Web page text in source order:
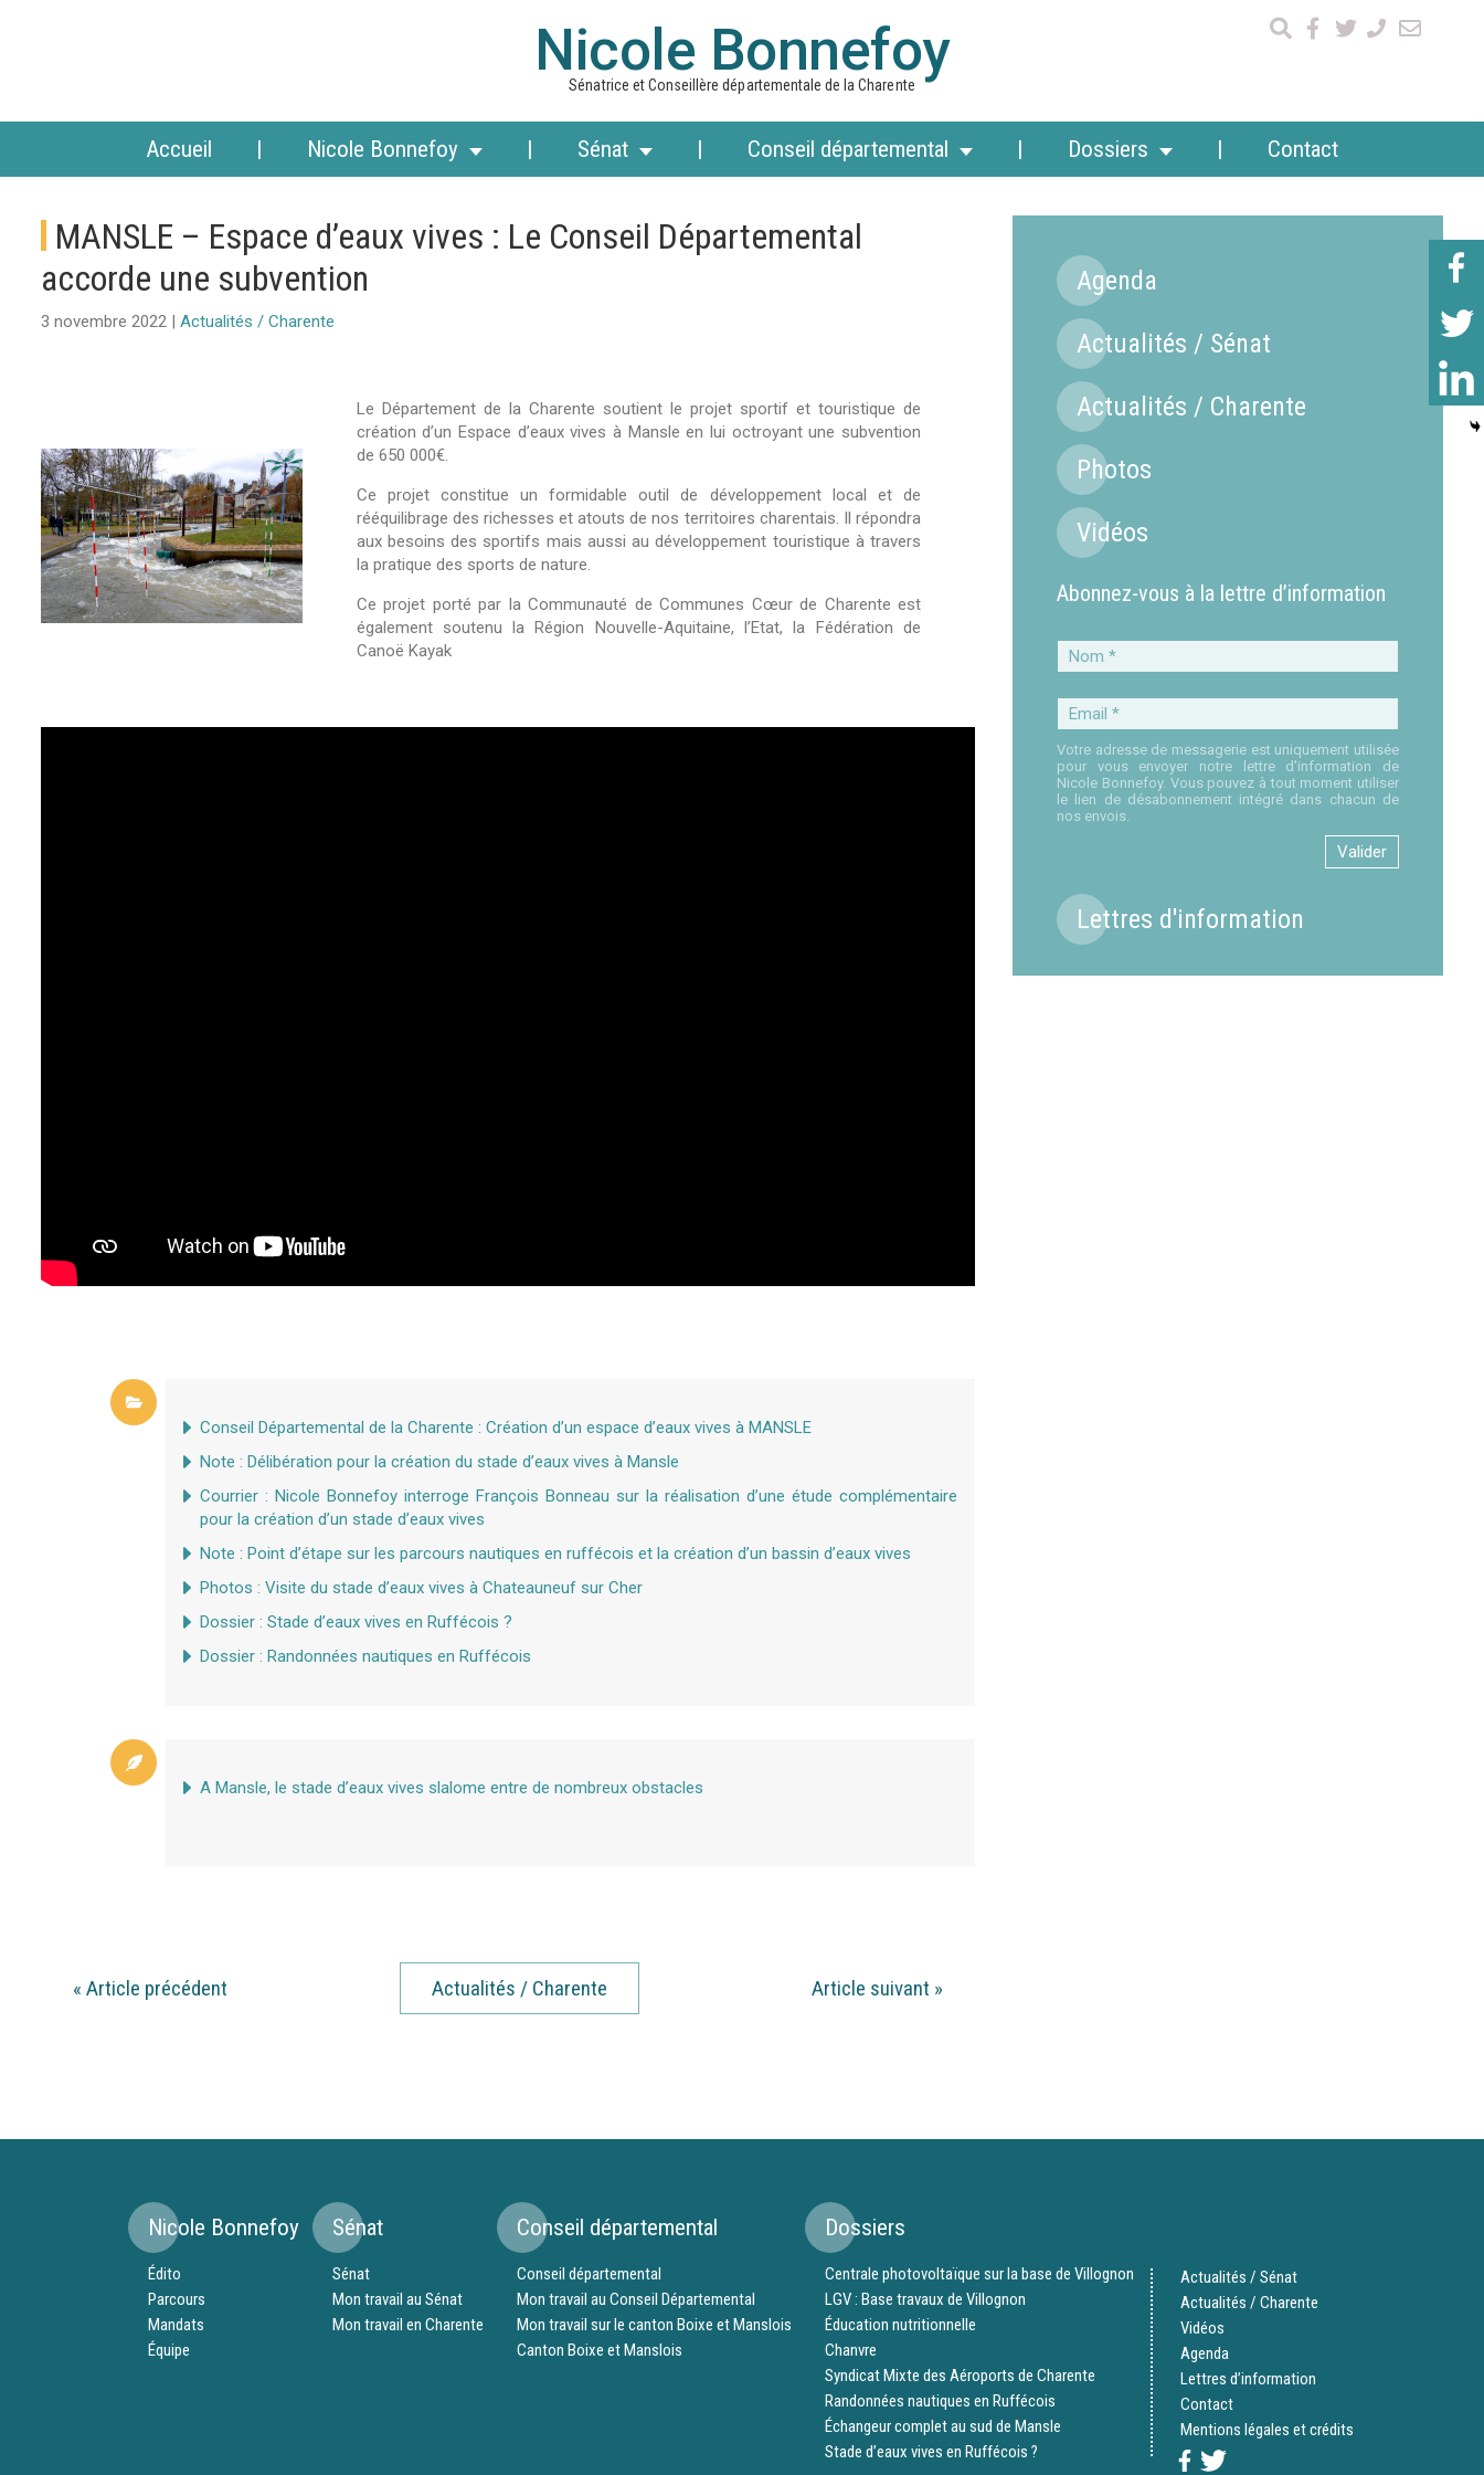
Nicole Bonnefoy
Sénatrice et Conseillère départementale de la Charente
Accueil Nicole Bonnefoy Sénat Conseil départemental Dossiers Contact
MANSLE – Espace d’eaux vives : Le Conseil Départemental
accorde une subvention
3 novembre 2022 | Actualités / Charente
Le Département de la Charente soutient le projet sportif et touristique de
création d’un Espace d’eaux vives à Mansle en lui octroyant une subvention
de 650 000€.
Ce projet constitue un formidable outil de développement local et de
rééquilibrage des richesses et atouts de nos territoires charentais. Il répondra
aux besoins des sportifs mais aussi au développement touristique à travers
la pratique des sports de nature.
Ce projet porté par la Communauté de Communes Cœur de Charente est
également soutenu la Région Nouvelle-Aquitaine, l’Etat, la Fédération de
Canoë Kayak
Conseil Départemental de la Charente : Création d’un espace d’eaux vives à MANSLE
Note : Délibération pour la création du stade d’eaux vives à Mansle
Courrier : Nicole Bonnefoy interroge François Bonneau sur la réalisation d’une étude complémentaire
pour la création d’un stade d’eaux vives
Note : Point d’étape sur les parcours nautiques en ruffécois et la création d’un bassin d’eaux vives
Photos : Visite du stade d’eaux vives à Chateauneuf sur Cher
Dossier : Stade d’eaux vives en Ruffécois ?
Dossier : Randonnées nautiques en Ruffécois
A Mansle, le stade d’eaux vives slalome entre de nombreux obstacles
« Article précédent Actualités / Charente Article suivant »
Agenda
Actualités / Sénat
Actualités / Charente
Photos
Vidéos
Abonnez-vous à la lettre d’information
Nom
*
Email
*
Votre adresse de messagerie est uniquement utilisée
pour vous envoyer notre lettre d'information de
Nicole Bonnefoy. Vous pouvez à tout moment utiliser
le lien de désabonnement intégré dans chacun de
nos envois.
Lettres d'information
Nicole Bonnefoy
Édito
Parcours
Mandats
Équipe
Sénat
Sénat
Mon travail au Sénat
Mon travail en Charente
Conseil départemental
Conseil départemental
Mon travail au Conseil Départemental
Mon travail sur le canton Boixe et Manslois
Canton Boixe et Manslois
Dossiers
Centrale photovoltaïque sur la base de Villognon
LGV : Base travaux de Villognon
Éducation nutritionnelle
Chanvre
Syndicat Mixte des Aéroports de Charente
Randonnées nautiques en Ruffécois
Échangeur complet au sud de Mansle
Stade d’eaux vives en Ruffécois ?
Actualités / Sénat
Actualités / Charente
Vidéos
Agenda
Lettres d’information
Contact
Mentions légales et crédits